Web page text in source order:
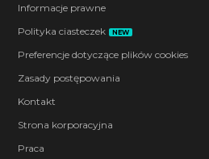
Informacje prawne
Polityka ciasteczek
NEW
Preferencje dotyczące plików cookies
Zasady postępowania
Kontakt
Strona korporacyjna
Praca